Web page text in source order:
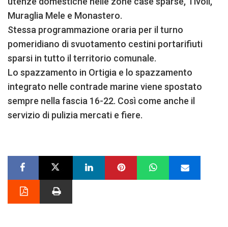
Muraglia Mele e Monastero.
Stessa programmazione oraria per il turno
pomeridiano di svuotamento cestini portarifiuti
sparsi in tutto il territorio comunale.
Lo spazzamento in Ortigia e lo spazzamento
integrato nelle contrade marine viene spostato
sempre nella fascia 16-22. Così come anche il
servizio di pulizia mercati e fiere.